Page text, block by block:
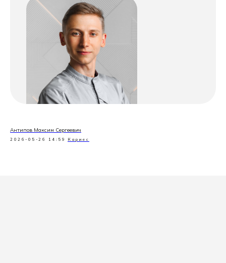
Антипов Максим Сергеевич
2026-05-26 14:59 Кариес